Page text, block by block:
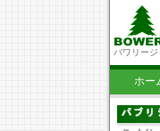
バワリー
ホー